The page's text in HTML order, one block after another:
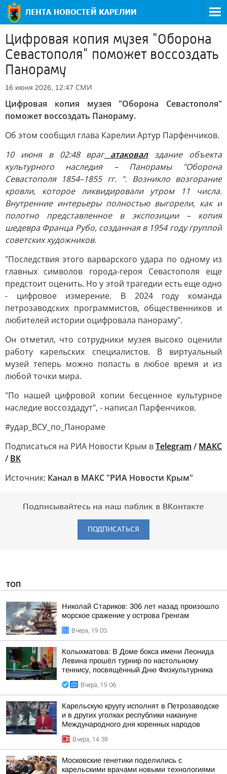
Цифровая копия музея "Оборона
Севастополя" поможет воссоздать
Панораму
16 июня 2026, 12:47 СМИ
Цифровая копия музея "Оборона Севастополя"
поможет воссоздать Панораму.
Об этом сообщил глава Карелии Артур Парфенчиков.
10 июня в 02:48 врагатаковалздание объекта
культурного наследия – Панорамы "Оборона
Севастополя 1854–1855 гг. ". Возникло возгорание
кровли, которое ликвидировали утром 11 числа.
Внутренние интерьеры полностью выгорели, как и
полотно представленное в экспозиции – копия
шедевра Франца Рубо, созданная в 1954 году группой
советских художников.
"Последствия этого варварского удара по одному из
главных символов города-героя Севастополя еще
предстоит оценить. Но у этой трагедии есть еще одно
- цифровое измерение. В 2024 году команда
петрозаводских программистов, общественников и
любителей истории оцифровала панораму".
Он отметил, что сотрудники музея высоко оценили
работу карельских специалистов. В виртуальный
музей теперь можно попасть в любое время и из
любой точки мира.
"По нашей цифровой копии бесценное культурное
наследие воссоздадут", - написал Парфенчиков.
#удар_ВСУ_по_Панораме
Подписаться на РИА Новости Крым вTelegram / МАКС
/ ВК
Источник: Канал в МАКС "РИА Новости Крым"
Подписывайтесь на наш паблик в ВКонтакте
ПОДПИСАТЬСЯ
ТОП
Николай Стариков: 306 лет назад произошло
морское сражение у острова Гренгам
Вчера, 19:03
Колыхматова: В Доме бокса имени Леонида
Левина прошёл турнир по настольному
теннису, посвящённый Дню Физкультурника
Вчера, 19:06
Карельскую круугу исполнят в Петрозаводске
и в других уголках республики накануне
Международного дня коренных народов
Вчера, 14:39
Московские генетики поделились с
карельскими врачами новыми технологиями